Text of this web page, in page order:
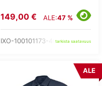
149,00 € ALE:47 %
IXO-100101173-40-tarkista saatavuus
ALE